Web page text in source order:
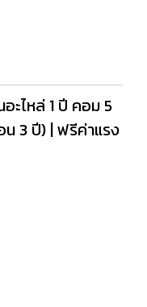
อะไหล่ 1 ปี คอม 5
3 ปี) | ฟรีค่าแรง